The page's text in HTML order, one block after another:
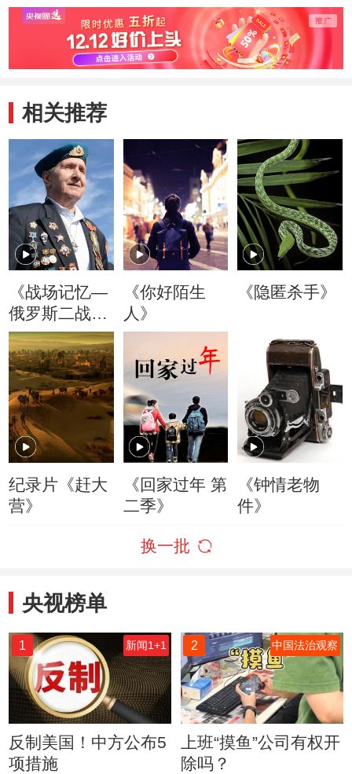
相关推荐
《战场记忆—
俄罗斯二战老
兵口述历史》
(精编版)
《你好陌生
人》
《隐匿杀手》
纪录片《赶大
营》
《回家过年 第
二季》
《钟情老物
件》
换一批
央视榜单
1 新闻1+1
反制美国！中方公布5
项措施
2 中国法治观察
上班“摸鱼”公司有权开
除吗？